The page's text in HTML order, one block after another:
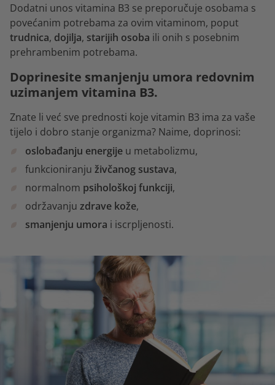
Dodatni unos vitamina B3 se preporučuje osobama s
povećanim potrebama za ovim vitaminom, poput
trudnica, dojilja, starijih osoba ili onih s posebnim
prehrambenim potrebama.
Doprinesite smanjenju umora redovnim
uzimanjem vitamina B3.
Znate li već sve prednosti koje vitamin B3 ima za vaše
tijelo i dobro stanje organizma? Naime, doprinosi:
oslobađanju energije u metabolizmu,
funkcioniranju živčanog sustava,
normalnom psihološkoj funkciji,
održavanju zdrave kože,
smanjenju umora i iscrpljenosti.